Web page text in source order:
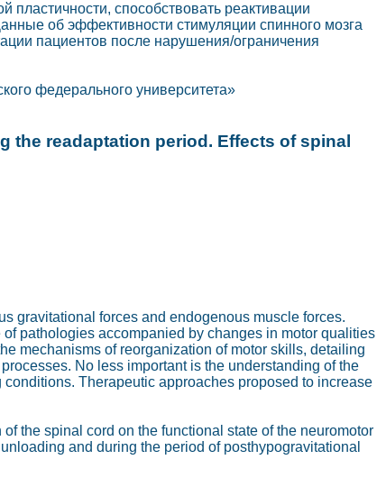
способствовать реактивации
об эффективности стимуляции спинного мозга
пациентов после нарушения/ограничения
федерального университета»
readaptation period. Effects of spinal
gravitational forces and endogenous muscle forces.
pathologies accompanied by changes in motor qualities
mechanisms of reorganization of motor skills, detailing
No less important is the understanding of the
Therapeutic approaches proposed to increase
the spinal cord on the functional state of the neuromotor
and during the period of posthypogravitational